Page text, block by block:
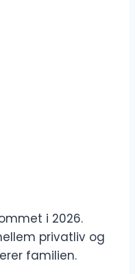
i 2026.
privatliv og
familien.